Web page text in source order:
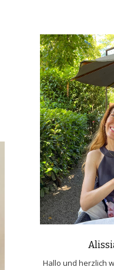
Hallo und herzlich